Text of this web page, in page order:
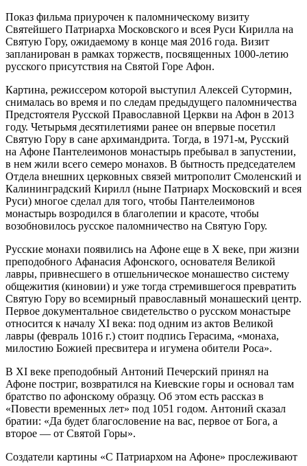
Показ фильма приурочен к паломническому визиту
Святейшего Патриарха Московского и всея Руси Кирилла на
Святую Гору, ожидаемому в конце мая 2016 года. Визит
запланирован в рамках торжеств, посвященных 1000-летию
русского присутствия на Святой Горе Афон.
Картина, режиссером которой выступил Алексей Сутормин,
снималась во время и по следам предыдущего паломничества
Предстоятеля Русской Православной Церкви на Афон в 2013
году. Четырьмя десятилетиями ранее он впервые посетил
Святую Гору в сане архимандрита. Тогда, в 1971-м, Русский
на Афоне Пантелеимонов монастырь пребывал в запустении,
в нем жили всего семеро монахов. В бытность председателем
Отдела внешних церковных связей митрополит Смоленский и
Калининградский Кирилл (ныне Патриарх Московский и всея
Руси) многое сделал для того, чтобы Пантелеимонов
монастырь возродился в благолепии и красоте, чтобы
возобновилось русское паломничество на Святую Гору.
Русские монахи появились на Афоне еще в X веке, при жизни
преподобного Афанасия Афонского, основателя Великой
лавры, привнесшего в отшельническое монашество систему
общежития (киновии) и уже тогда стремившегося превратить
Святую Гору во всемирный православный монашеский центр.
Первое документальное свидетельство о русском монастыре
относится к началу XI века: под одним из актов Великой
лавры (февраль 1016 г.) стоит подпись Герасима, «монаха,
милостию Божией пресвитера и игумена обители Роса».
В XI веке преподобный Антоний Печерский принял на
Афоне постриг, возвратился на Киевские горы и основал там
братство по афонскому образцу. Об этом есть рассказ в
«Повести временных лет» под 1051 годом. Антоний сказал
братии: «Да будет благословение на вас, первое от Бога, а
второе — от Святой Горы».
Создатели картины «С Патриархом на Афоне» прослеживают